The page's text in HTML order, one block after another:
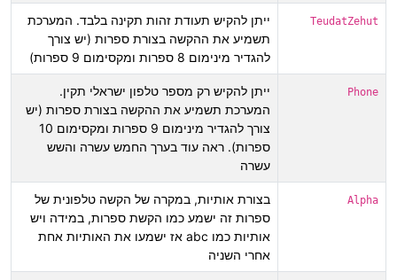
TeudatZehut
ייתן להקיש תעודת זהות תקינה בלבד. המערכת
תשמיע את ההקשה בצורת ספרות (יש צורך
להגדיר מינימום 8 ספרות ומקסימום 9 ספרות)
Phone
ייתן להקיש רק מספר טלפון ישראלי תקין.
המערכת תשמיע את ההקשה בצורת ספרות (יש
צורך להגדיר מינימום 9 ספרות ומקסימום 10
ספרות). ראה עוד בערך החמש עשרה והשש
עשרה
Alpha
בצורת אותיות, במקרה של הקשה טלפונית של
ספרות זה ישמע כמו הקשת ספרות, במידה ויש
אותיות כמו abc אז ישמעו את האותיות אחת
אחרי השניה